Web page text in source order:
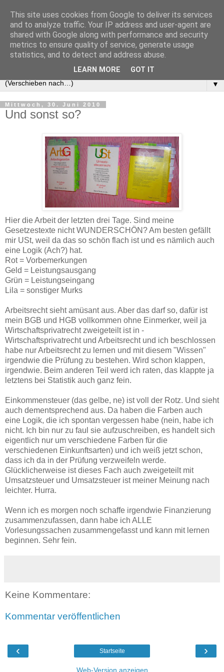
▼
Mittwoch, 30. Juni 2010
Und sonst so?
Hier die Arbeit der letzten drei Tage. Sind meine
Gesetzestexte nicht WUNDERSCHÖN? Am besten gefällt
mir USt, weil da das so schön flach ist und es nämlich auch
eine Logik (Ach?) hat.
Rot = Vorbemerkungen
Geld = Leistungsausgang
Grün = Leistungseingang
Lila = sonstiger Murks
Arbeitsrecht sieht amüsant aus. Aber das darf so, dafür ist
mein BGB und HGB vollkommen ohne Einmerker, weil ja
Wirtschaftsprivatrecht zweigeteilt ist in -
Wirtschaftsprivatrecht und Arbeitsrecht und ich beschlossen
habe nur Arbeitsrecht zu lernen und mit diesem "Wissen"
irgendwie die Prüfung zu bestehen. Wird schon klappen,
irgendwie. Beim anderen Teil werd ich raten, das klappte ja
letztens bei Statistik auch ganz fein.
Einkommensteuer (das gelbe, ne) ist voll der Rotz. Und sieht
auch dementsprechend aus. Da haben die Farben auch
eine Logik, die ich spontan vergessen habe (nein, habe ich
nicht. Ich bin nur zu faul sie aufzuschreiben, es handelt sich
eigentlich nur um verschiedene Farben für die
verschiedenen Einkunftsarten) und ich weiß jetzt schon,
dass ich da in der Prüfung verzweifeln werde.
Glücklicherweise ist dieses Fach auch zweigeteilt mit
Umsatzsteuer und Umsatzsteuer ist meiner Meinung nach
leichter. Hurra.
Wenn ich es morgen noch schaffe irgendwie Finanzierung
zusammenzufassen, dann habe ich ALLE
Vorlesungssachen zusammengefasst und kann mit lernen
beginnen. Sehr fein.
Keine Kommentare:
Kommentar veröffentlichen
‹ ›
Startseite
Web-Version anzeigen
This site uses cookies from Google to deliver its services
and to analyze traffic. Your IP address and user-agent are
shared with Google along with performance and security
metrics to ensure quality of service, generate usage
statistics, and to detect and address abuse.
LEARN MORE GOT IT